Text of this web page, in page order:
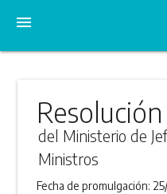
menu
Resolución
del Ministerio de
Ministros
Fecha de promulgación: